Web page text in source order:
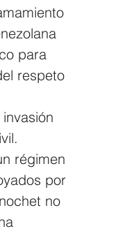
para
respeto
régimen
por
no